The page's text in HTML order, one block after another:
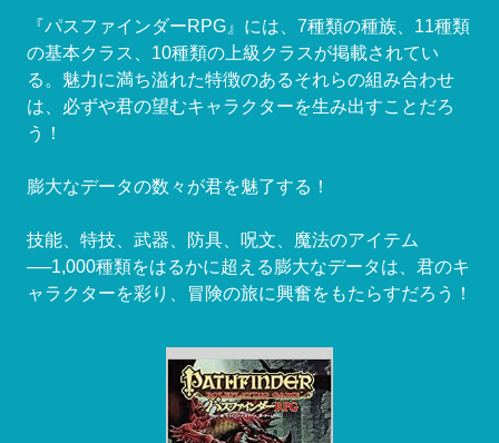
『パスファインダーRPG』には、7種類の種族、11種類
の基本クラス、10種類の上級クラスが掲載されてい
る。魅力に満ち溢れた特徴のあるそれらの組み合わせ
は、必ずや君の望むキャラクターを生み出すことだろ
う！
膨大なデータの数々が君を魅了する！
技能、特技、武器、防具、呪文、魔法のアイテム
──1,000種類をはるかに超える膨大なデータは、君のキ
ャラクターを彩り、冒険の旅に興奮をもたらすだろう！